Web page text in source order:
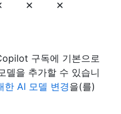
구독에 기본으로
델을 추가할 수 있습니
AI 모델 변경을(를)